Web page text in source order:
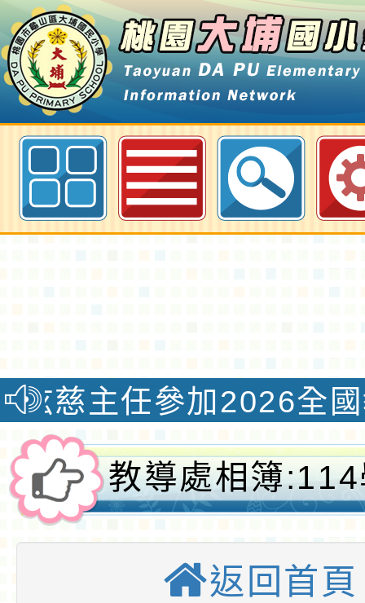
114學年度上學期通過「教育部
線上學習平臺」認證
參加2026全國教學
教導處相簿
Cool English
返回首頁